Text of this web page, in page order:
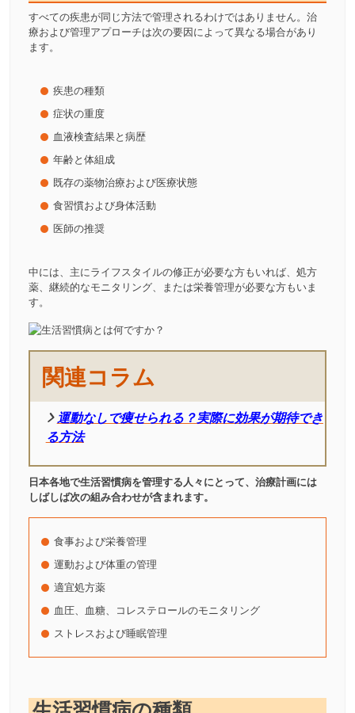
すべての疾患が同じ方法で管理されるわけではありません。治
療および管理アプローチは次の要因によって異なる場合があり
ます。
疾患の種類
症状の重度
血液検査結果と病歴
年齢と体組成
既存の薬物治療および医療状態
食習慣および身体活動
医師の推奨
中には、主にライフスタイルの修正が必要な方もいれば、処方
薬、継続的なモニタリング、または栄養管理が必要な方もいま
す。
関連コラム
運動なしで痩せられる？実際に効果が期待でき
る方法
日本各地で生活習慣病を管理する人々にとって、治療計画には
しばしば次の組み合わせが含まれます。
食事および栄養管理
運動および体重の管理
適宜処方薬
血圧、血糖、コレステロールのモニタリング
ストレスおよび睡眠管理